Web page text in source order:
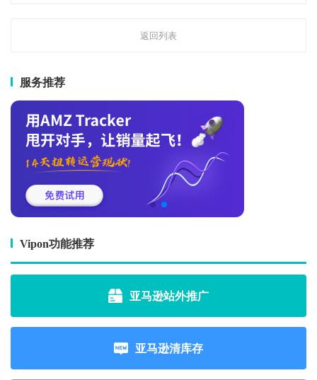
返回列表
服务推荐
Vipon功能推荐
亚马逊站外推广
亚马逊清库存